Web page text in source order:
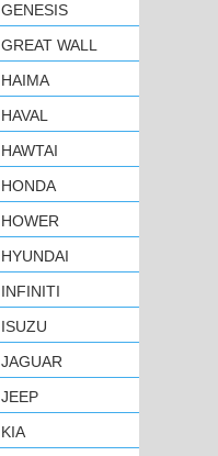
GENESIS
GREAT WALL
HAIMA
HAVAL
HAWTAI
HONDA
HOWER
HYUNDAI
INFINITI
ISUZU
JAGUAR
JEEP
KIA